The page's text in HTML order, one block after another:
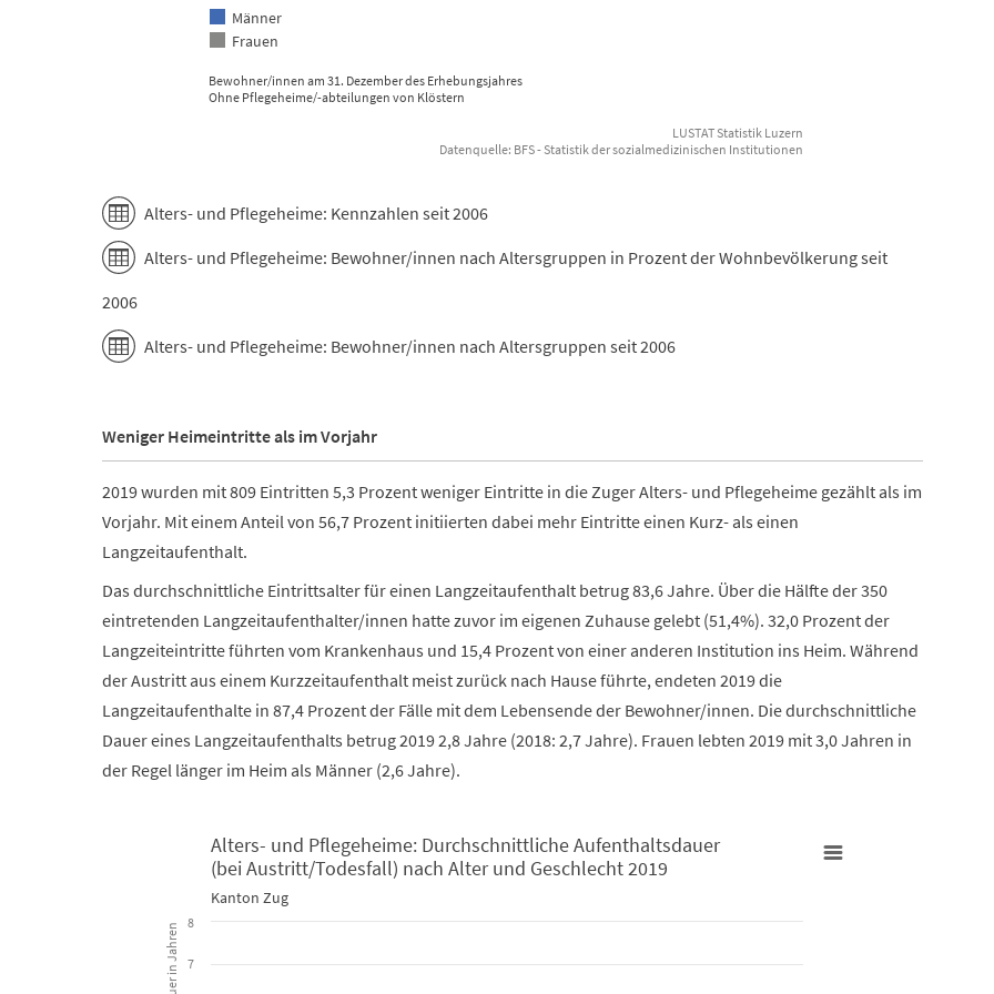
Bewohner/innen am 31. Dezember des Erhebungsjahres
Ohne Pflegeheime/-abteilungen von Klöstern
Männer
Frauen
LUSTAT Statistik Luzern
Datenquelle: BFS - Statistik der sozialmedizinischen Institutionen
Alters- und Pflegeheime: Kennzahlen seit 2006
Alters- und Pflegeheime: Bewohner/innen nach Altersgruppen in Prozent der Wohnbevölkerung seit
2006
Alters- und Pflegeheime: Bewohner/innen nach Altersgruppen seit 2006
Weniger Heimeintritte als im Vorjahr
2019 wurden mit 809 Eintritten 5,3 Prozent weniger Eintritte in die Zuger Alters- und Pflegeheime gezählt als im
Vorjahr. Mit einem Anteil von 56,7 Prozent initiierten dabei mehr Eintritte einen Kurz- als einen
Langzeitaufenthalt.
Das durchschnittliche Eintrittsalter für einen Langzeitaufenthalt betrug 83,6 Jahre. Über die Hälfte der 350
eintretenden Langzeitaufenthalter/innen hatte zuvor im eigenen Zuhause gelebt (51,4%). 32,0 Prozent der
Langzeiteintritte führten vom Krankenhaus und 15,4 Prozent von einer anderen Institution ins Heim. Während
der Austritt aus einem Kurzzeitaufenthalt meist zurück nach Hause führte, endeten 2019 die
Langzeitaufenthalte in 87,4 Prozent der Fälle mit dem Lebensende der Bewohner/innen. Die durchschnittliche
Dauer eines Langzeitaufenthalts betrug 2019 2,8 Jahre (2018: 2,7 Jahre). Frauen lebten 2019 mit 3,0 Jahren in
der Regel länger im Heim als Männer (2,6 Jahre).
Alters- und Pflegeheime: Durchschnittliche Aufenthaltsdauer (bei Austritt/Todesfall) nach Alter und Geschlecht 2019
Bar chart with 3 data series.
Kanton Zug
Alters- und Pflegeheime: Durchschnittliche Aufenthaltsdauer
(bei Austritt/Todesfall) nach Alter und Geschlecht 2019
Kanton Zug
7
8